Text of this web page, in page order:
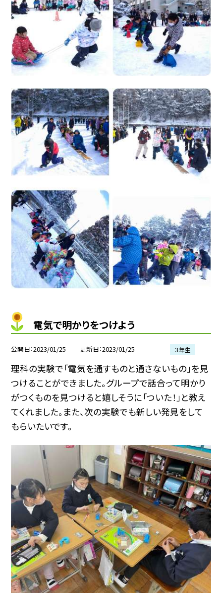
電気で明かりをつけよう
公開日 2023/01/25 更新日 2023/01/25 ３年生
理科の実験で「電気を通すものと通さないもの」を見
つけることができました。グループで話合って明かり
がつくものを見つけると嬉しそうに「ついた！」と教え
てくれました。また、次の実験でも新しい発見をして
もらいたいです。